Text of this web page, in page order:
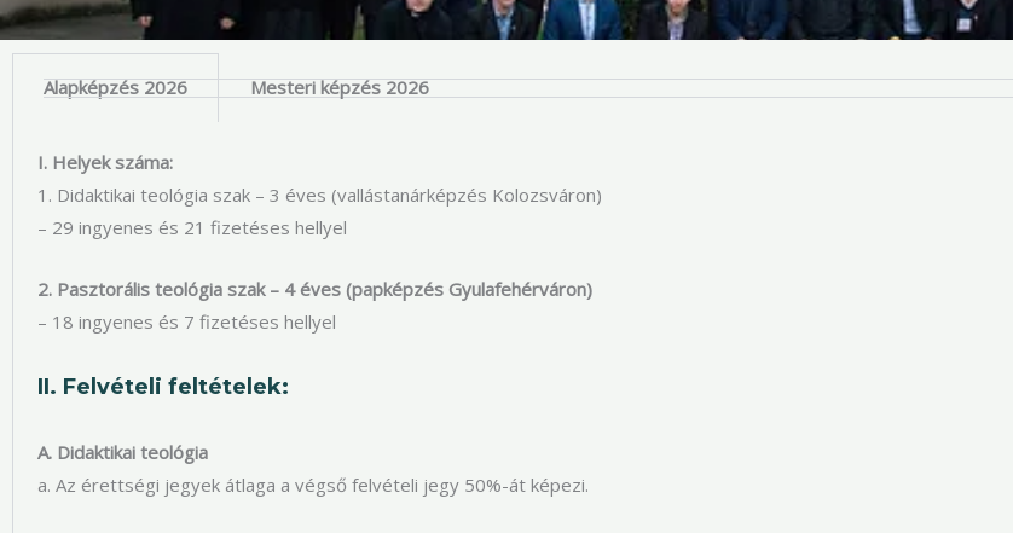
Alapképzés 2026 Mesteri képzés 2026
I. Helyek száma:
1. Didaktikai teológia szak – 3 éves (vallástanárképzés Kolozsváron)
– 29 ingyenes és 21 fizetéses hellyel
2. Pasztorális teológia szak – 4 éves (papképzés Gyulafehérváron)
– 18 ingyenes és 7 fizetéses hellyel
II. Felvételi feltételek:
A. Didaktikai teológia
a. Az érettségi jegyek átlaga a végső felvételi jegy 50%-át képezi.